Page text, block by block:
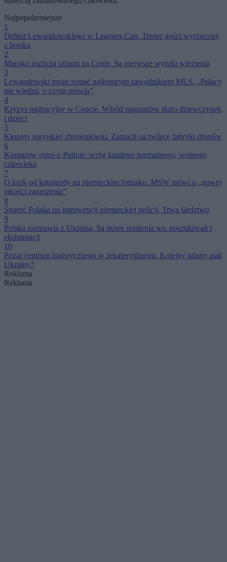
Najpopularniejsze
1
Debiut Lewandowskiego w Leagues Cup. Trener gości wyrzucony
z boiska
2
Maroko rozlicza szturm na Ceutę. Są pierwsze wyroki więzienia
3
Lewandowski może zostać najlepszym zawodnikiem MLS. „Polacy
nie wiedzą, o czym mówią”
4
Kryzys migracyjny w Ceucie. Wśród migrantów dużo dziewczynek
i dzieci
5
Kłopoty rosyjskiej zbrojeniówki. Zamach na twórcę fabryki dronów
6
Kasparow ostro o Putinie: wróg każdego normalnego, wolnego
człowieka
7
O krok od katastrofy na niemieckim lotnisku. MSW mówi o „nowej
jakości zagrożenia”
8
Śmierć Polaka po interwencji niemieckiej policji. Trwa śledztwo
9
Polska rozmawia z Ukrainą. Są nowe ustalenia ws. poszukiwań i
ekshumacji
10
Pożar centrum logistycznego w Jekaterynburgu. Kolejny udany atak
Ukrainy?
Reklama
Reklama